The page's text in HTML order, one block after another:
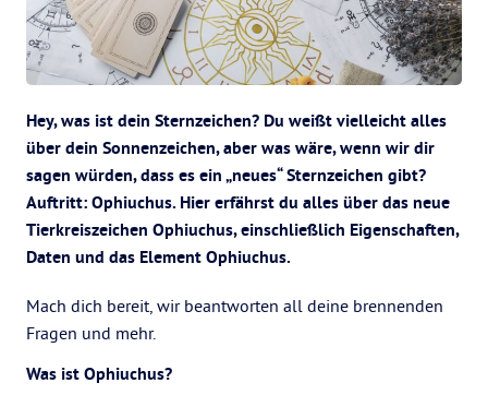
Hey, was ist dein Sternzeichen? Du weißt vielleicht alles
über dein Sonnenzeichen, aber was wäre, wenn wir dir
sagen würden, dass es ein „neues“ Sternzeichen gibt?
Auftritt: Ophiuchus. Hier erfährst du alles über das neue
Tierkreiszeichen Ophiuchus, einschließlich Eigenschaften,
Daten und das Element Ophiuchus.
Mach dich bereit, wir beantworten all deine brennenden
Fragen und mehr.
Was ist Ophiuchus?